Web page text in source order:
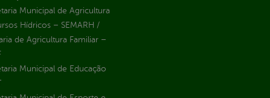
Municipal de Agricultura
Hídricos – SEMARH /
de Agricultura Familiar –
Municipal de Educação